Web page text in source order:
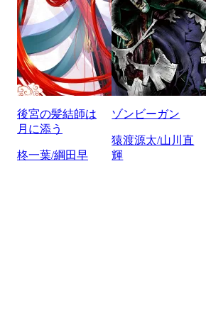
後宮の髪結師は
月に添う
柊一葉/綱田早
ゾンビーガン
猿渡源太/山川直
輝